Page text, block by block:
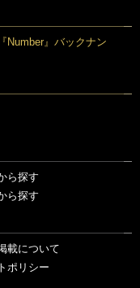
Number』バックナン
ら探す
ら探す
載について
ポリシー